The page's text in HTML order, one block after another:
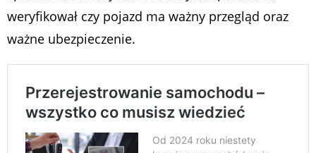
weryfikował czy pojazd ma ważny przegląd oraz
ważne ubezpieczenie.